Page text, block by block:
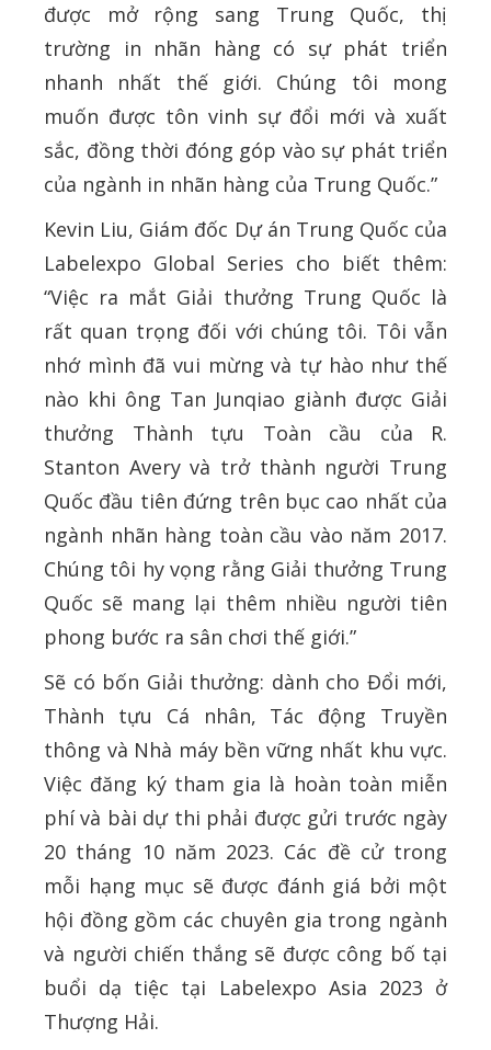
được mở rộng sang Trung Quốc, thị
trường in nhãn hàng có sự phát triển
nhanh nhất thế giới. Chúng tôi mong
muốn được tôn vinh sự đổi mới và xuất
sắc, đồng thời đóng góp vào sự phát triển
của ngành in nhãn hàng của Trung Quốc.”
Kevin Liu, Giám đốc Dự án Trung Quốc của
Labelexpo Global Series cho biết thêm:
“Việc ra mắt Giải thưởng Trung Quốc là
rất quan trọng đối với chúng tôi. Tôi vẫn
nhớ mình đã vui mừng và tự hào như thế
nào khi ông Tan Junqiao giành được Giải
thưởng Thành tựu Toàn cầu của R.
Stanton Avery và trở thành người Trung
Quốc đầu tiên đứng trên bục cao nhất của
ngành nhãn hàng toàn cầu vào năm 2017.
Chúng tôi hy vọng rằng Giải thưởng Trung
Quốc sẽ mang lại thêm nhiều người tiên
phong bước ra sân chơi thế giới.”
Sẽ có bốn Giải thưởng: dành cho Đổi mới,
Thành tựu Cá nhân, Tác động Truyền
thông và Nhà máy bền vững nhất khu vực.
Việc đăng ký tham gia là hoàn toàn miễn
phí và bài dự thi phải được gửi trước ngày
20 tháng 10 năm 2023. Các đề cử trong
mỗi hạng mục sẽ được đánh giá bởi một
hội đồng gồm các chuyên gia trong ngành
và người chiến thắng sẽ được công bố tại
buổi dạ tiệc tại Labelexpo Asia 2023 ở
Thượng Hải.